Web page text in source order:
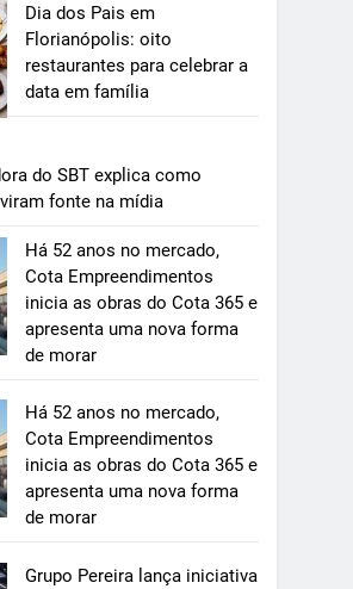
Dia dos Pais em
Florianópolis: oito
restaurantes para celebrar a
data em família
do SBT explica como
fonte na mídia
Há 52 anos no mercado,
Cota Empreendimentos
inicia as obras do Cota 365 e
apresenta uma nova forma
de morar
Há 52 anos no mercado,
Cota Empreendimentos
inicia as obras do Cota 365 e
apresenta uma nova forma
de morar
Grupo Pereira lança iniciativa